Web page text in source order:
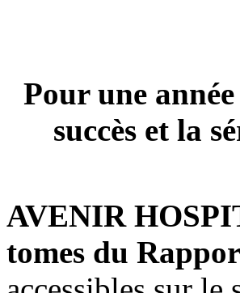
Pour une
succès et la
AVENIR
tomes du